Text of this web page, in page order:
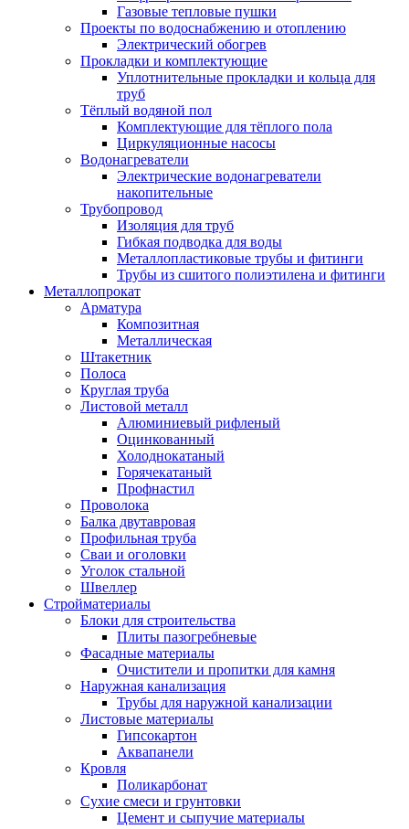
Газовые тепловые пушки
Проекты по водоснабжению и отоплению
Электрический обогрев
Прокладки и комплектующие
Уплотнительные прокладки и кольца для
труб
Тёплый водяной пол
Комплектующие для тёплого пола
Циркуляционные насосы
Водонагреватели
Электрические водонагреватели
накопительные
Трубопровод
Изоляция для труб
Гибкая подводка для воды
Металлопластиковые трубы и фитинги
Трубы из сшитого полиэтилена и фитинги
Металлопрокат
Арматура
Композитная
Металлическая
Штакетник
Полоса
Круглая труба
Листовой металл
Алюминиевый рифленый
Оцинкованный
Холоднокатаный
Горячекатаный
Профнастил
Проволока
Балка двутавровая
Профильная труба
Сваи и оголовки
Уголок стальной
Швеллер
Стройматериалы
Блоки для строительства
Плиты пазогребневые
Фасадные материалы
Очистители и пропитки для камня
Наружная канализация
Трубы для наружной канализации
Листовые материалы
Гипсокартон
Аквапанели
Кровля
Поликарбонат
Сухие смеси и грунтовки
Цемент и сыпучие материалы